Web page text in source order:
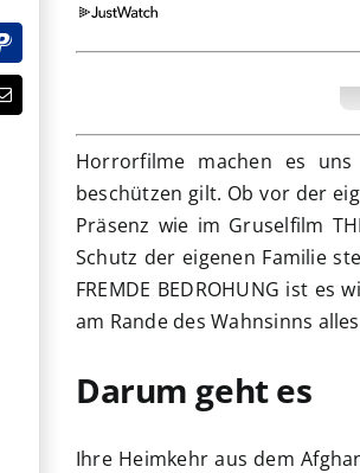
PayPal
E-
Mail
Horrorfilme machen es
beschützen gilt. Ob vor der
Präsenz wie im Gruselfilm
Schutz der eigenen Familie
FREMDE BEDROHUNG ist
am Rande des Wahnsinns
Darum geht es
Ihre Heimkehr aus dem